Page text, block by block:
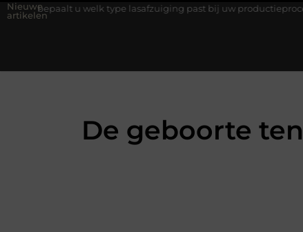
Nieuwe
artikelen
u welk type lasafzuiging past bij uw productieproces? Wat
De geboorte